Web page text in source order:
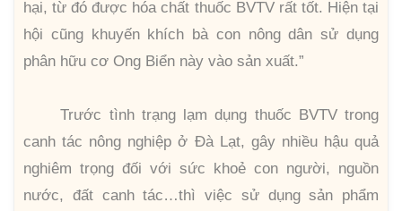
hại, từ đó được hóa chất thuốc BVTV rất tốt. Hiện tại
hội cũng khuyến khích bà con nông dân sử dụng
phân hữu cơ Ong Biển này vào sản xuất.”
Trước tình trạng lạm dụng thuốc BVTV trong
canh tác nông nghiệp ở Đà Lạt, gây nhiều hậu quả
nghiêm trọng đối với sức khoẻ con người, nguồn
nước, đất canh tác…thì việc sử dụng sản phẩm